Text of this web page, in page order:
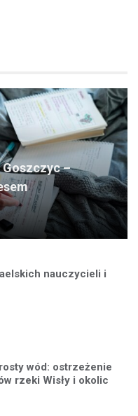
Goszczyc –
nauczycieli i
wód: ostrzeżenie
rzeki Wisły i okolic